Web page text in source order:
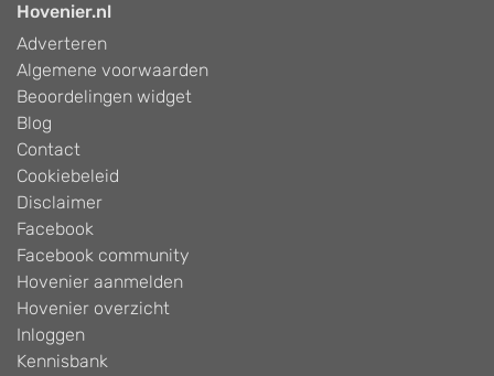
Hovenier.nl
Adverteren
Algemene voorwaarden
Beoordelingen widget
Blog
Contact
Cookiebeleid
Disclaimer
Facebook
Facebook community
Hovenier aanmelden
Hovenier overzicht
Inloggen
Kennisbank